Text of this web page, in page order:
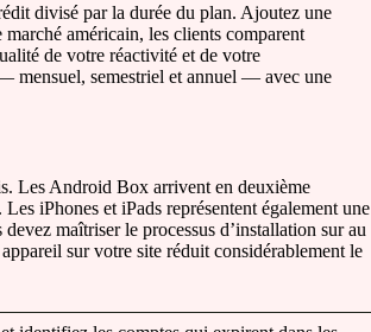
divisé par la durée du plan. Ajoutez une
américain, les clients comparent
de votre réactivité et de votre
mensuel, semestriel et annuel — avec une
Les Android Box arrivent en deuxième
iPhones et iPads représentent également une
maîtriser le processus d’installation sur au
sur votre site réduit considérablement le